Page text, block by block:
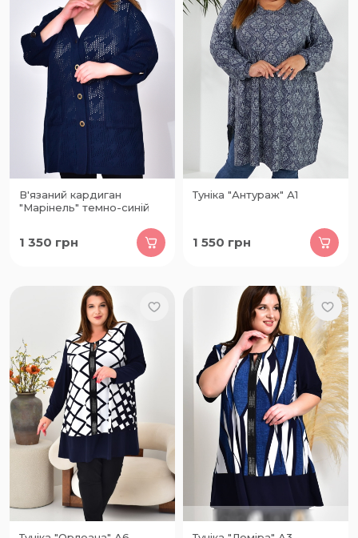
В'язаний кардиган
"Марінель" темно-синій
1 350 грн
Туніка "Антураж" А1
1 550 грн